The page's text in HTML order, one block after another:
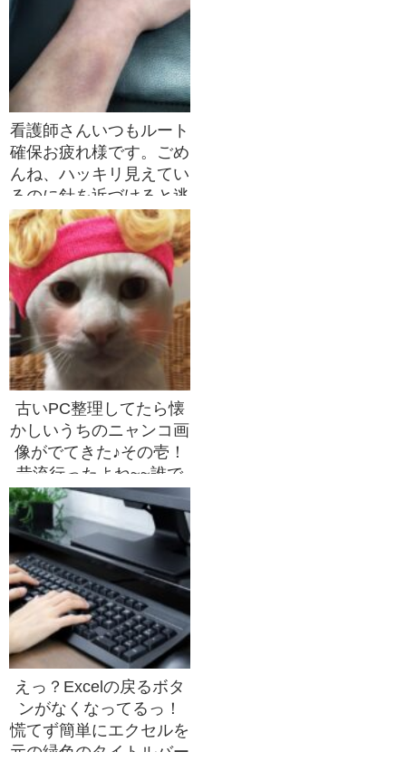
看護師さんいつもルート
確保お疲れ様です。ごめ
んね、ハッキリ見えてい
るのに針を近づけると逃
げちゃう血管で~~；
古いPC整理してたら懐
かしいうちのニャンコ画
像がでてきた♪その壱！
昔流行ったよね~~誰で
も《りゅうちぇる》にな
れる写真加工アプリ
えっ？Excelの戻るボタ
ンがなくなってるっ！
慌てず簡単にエクセルを
元の緑色のタイトルバー